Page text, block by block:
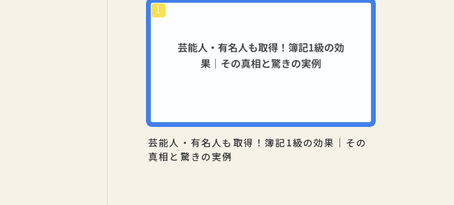
芸能人・有名人も取得！簿記1級の効果｜その
真相と驚きの実例